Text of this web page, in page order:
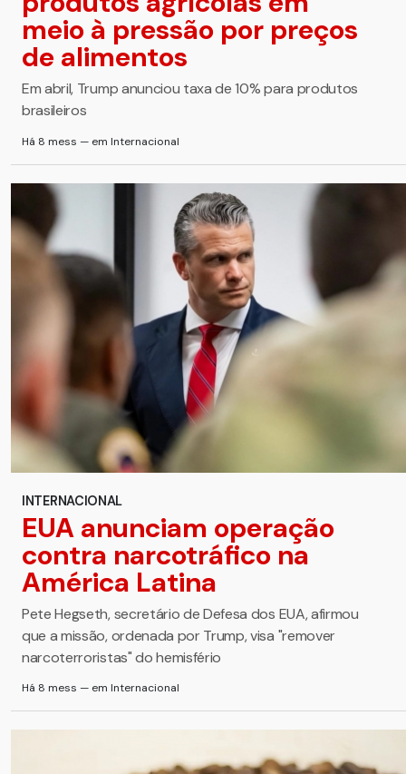
meio à pressão por preços
de alimentos
Em abril, Trump anunciou taxa de 10% para produtos
brasileiros
Há 8 mess — em Internacional
INTERNACIONAL
EUA anunciam operação
contra narcotráfico na
América Latina
Pete Hegseth, secretário de Defesa dos EUA, afirmou
que a missão, ordenada por Trump, visa "remover
narcoterroristas" do hemisfério
Há 8 mess — em Internacional